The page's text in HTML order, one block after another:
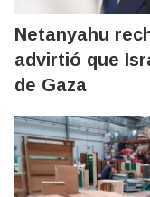
Netanyahu
advirtió que
de Gaza